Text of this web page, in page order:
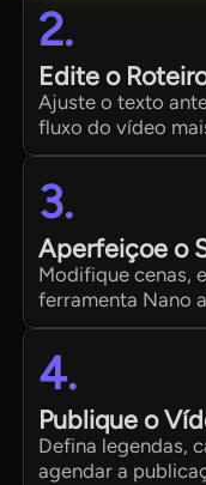
2.
Edite o
Ajuste o texto
fluxo do vídeo
3.
Aperfeiçoe o
Modifique cenas,
ferramenta Nano
4.
Publique o
Defina legendas,
agendar a